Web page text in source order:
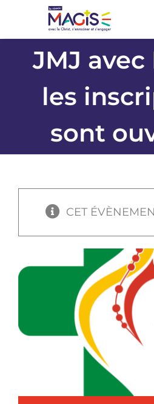
contenu
Accueil
Prier et décider
Volontariat
Faire un don
JMJ avec
les
sont
CET